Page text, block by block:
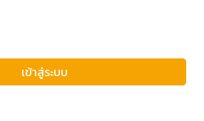
เข้าสู่ระบบ